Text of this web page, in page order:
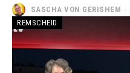
SASCHA VON GERISHEM -
REMSCHEID